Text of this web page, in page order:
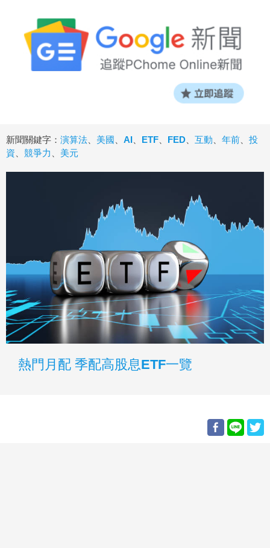
新聞關鍵字： 演算法 美國 AI ETF FED 互動 年前
投
資
競爭力 美元
熱門月配 季配高股息ETF一覽